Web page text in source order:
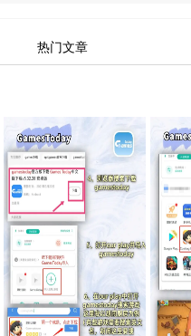
热门文章